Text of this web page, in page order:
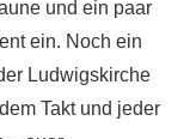
und ein paar
ein. Noch ein
Ludwigskirche
Takt und jeder